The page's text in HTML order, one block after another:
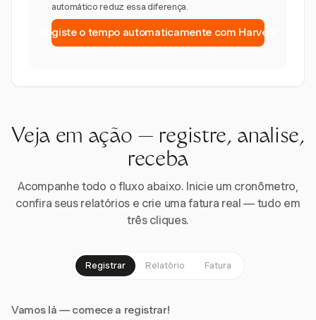
automático reduz essa diferença.
Registe o tempo automaticamente com Harvest
Veja em ação — registre, analise,
receba
Acompanhe todo o fluxo abaixo. Inicie um cronômetro,
confira seus relatórios e crie uma fatura real — tudo em
três cliques.
Registrar Relatório Fatura
Vamos lá — comece a registrar!